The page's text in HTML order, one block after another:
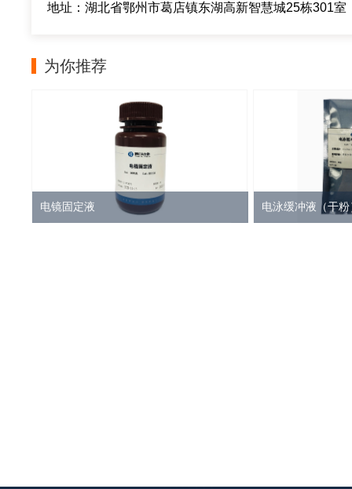
地址：湖北省鄂州市葛店镇东湖高新智慧城25栋301室
为你推荐
电镜固定液 电泳缓冲液（干粉